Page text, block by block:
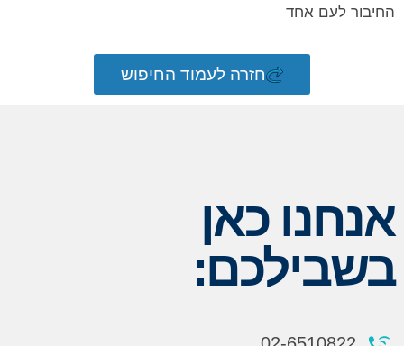
החיבור לעם אחד
חזרה לעמוד החיפוש
אנחנו כאן
בשבילכם: